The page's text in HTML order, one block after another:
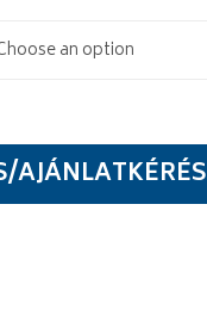
AJÁNLATKÉRÉS